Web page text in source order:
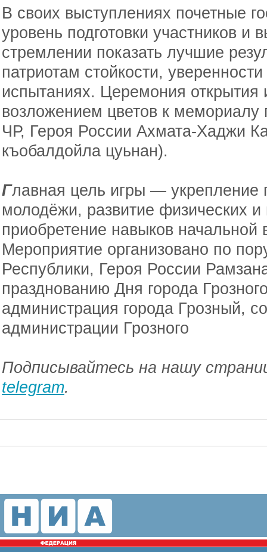
В своих выступлениях почетные
уровень подготовки участников и
стремлении показать лучшие
патриотам стойкости,
испытаниях. Церемония открытия
возложением цветов к мемориалу
ЧР, Героя России Ахмата-Хаджи
къобалдойла цуьнан).
Главная цель игры — укрепление
молодёжи, развитие физических и
приобретение навыков начальной
Мероприятие организовано по
Республики, Героя России
празднованию Дня города
администрация города Грозный,
администрации Грозного
Подписывайтесь на нашу
telegram.